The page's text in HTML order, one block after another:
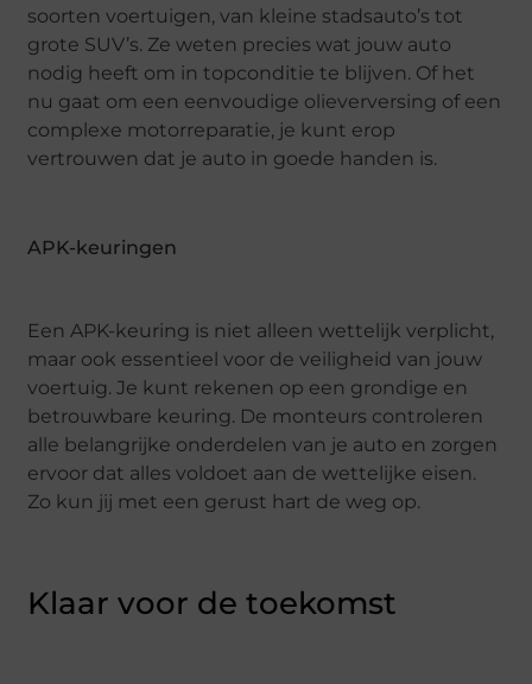
soorten voertuigen, van kleine stadsauto’s tot
grote SUV’s. Ze weten precies wat jouw auto
nodig heeft om in topconditie te blijven. Of het
nu gaat om een eenvoudige olieverversing of een
complexe motorreparatie, je kunt erop
vertrouwen dat je auto in goede handen is.
APK-keuringen
Een APK-keuring is niet alleen wettelijk verplicht,
maar ook essentieel voor de veiligheid van jouw
voertuig. Je kunt rekenen op een grondige en
betrouwbare keuring. De monteurs controleren
alle belangrijke onderdelen van je auto en zorgen
ervoor dat alles voldoet aan de wettelijke eisen.
Zo kun jij met een gerust hart de weg op.
Klaar voor de toekomst